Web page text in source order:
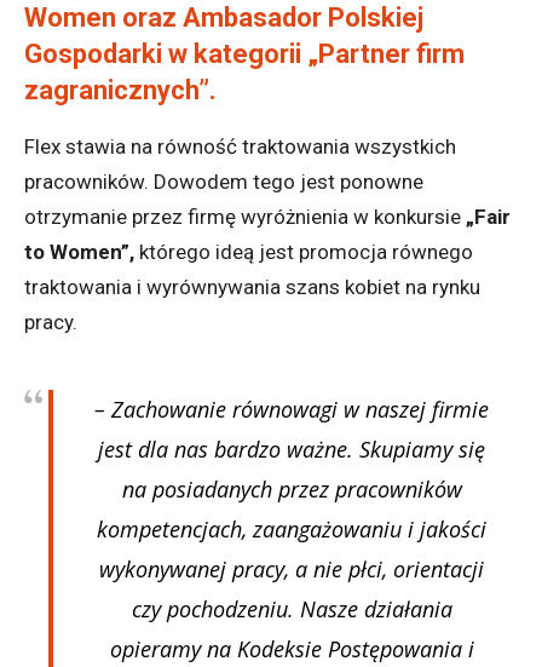
Women oraz Ambasador Polskiej
Gospodarki w kategorii „Partner firm
zagranicznych”.
Flex stawia na równość traktowania wszystkich
pracowników. Dowodem tego jest ponowne
otrzymanie przez firmę wyróżnienia w konkursie „Fair
to Women”, którego ideą jest promocja równego
traktowania i wyrównywania szans kobiet na rynku
pracy.
– Zachowanie równowagi w naszej firmie
jest dla nas bardzo ważne. Skupiamy się
na posiadanych przez pracowników
kompetencjach, zaangażowaniu i jakości
wykonywanej pracy, a nie płci, orientacji
czy pochodzeniu. Nasze działania
opieramy na Kodeksie Postępowania i